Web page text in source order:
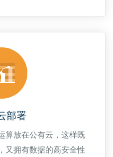
部署
算放在公有云，这样既
又拥有数据的高安全性